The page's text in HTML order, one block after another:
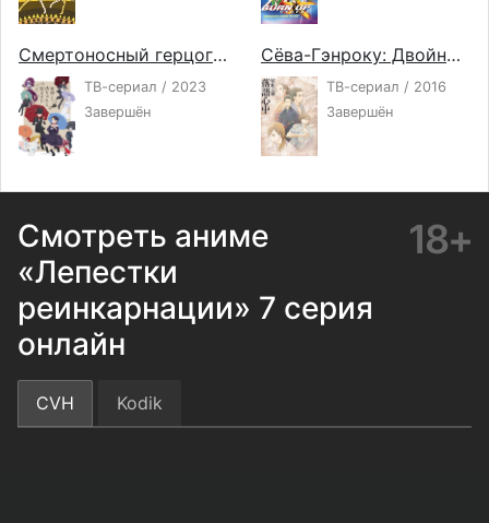
Смертоносный герцог и его чёрная горничная 2
ТВ-сериал / 2023
Завершён
Сёва-Гэнроку: Двойное самоубийство по ракуго
ТВ-сериал / 2016
Завершён
Смотреть аниме
«Лепестки
реинкарнации» 7 серия
онлайн
18+
CVH Kodik